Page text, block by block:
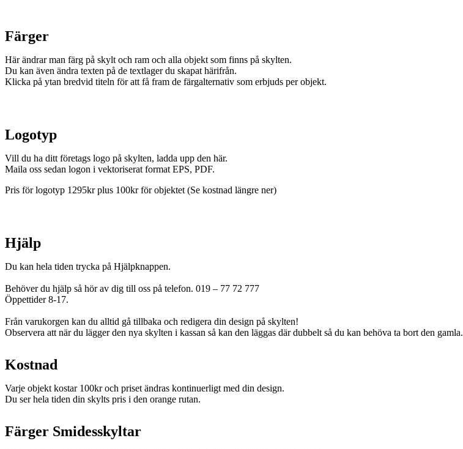
Färger
Här ändrar man färg på skylt och ram och alla objekt som finns på skylten.
Du kan även ändra texten på de textlager du skapat härifrån.
Klicka på ytan bredvid titeln för att få fram de färgalternativ som erbjuds per objekt.
Logotyp
Vill du ha ditt företags logo på skylten, ladda upp den här.
Maila oss sedan logon i vektoriserat format EPS, PDF.
Pris för logotyp 1295kr plus 100kr för objektet (Se kostnad längre ner)
Hjälp
Du kan hela tiden trycka på Hjälpknappen.
Behöver du hjälp så hör av dig till oss på telefon. 019 – 77 72 777
Öppettider 8-17.
Från varukorgen kan du alltid gå tillbaka och redigera din design på skylten!
Observera att när du lägger den nya skylten i kassan så kan den läggas där dubbelt så du kan behöva ta bort den gamla.
Kostnad
Varje objekt kostar 100kr och priset ändras kontinuerligt med din design.
Du ser hela tiden din skylts pris i den orange rutan.
Färger Smidesskyltar